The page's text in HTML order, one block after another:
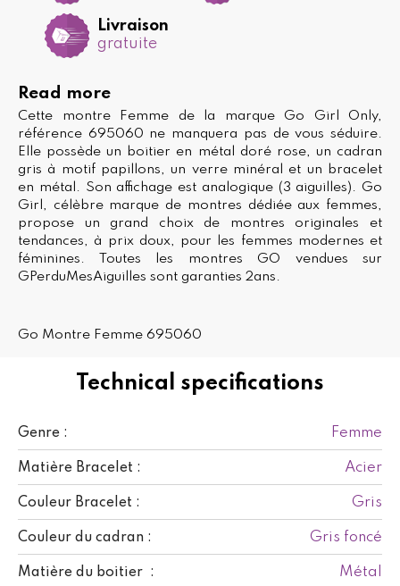
Technical specifications
Genre : Femme
Matière Bracelet : Acier
Couleur Bracelet : Gris
Couleur du cadran : Gris foncé
Matière du boitier : Métal
Livraison
gratuite
Read more
Cette montre Femme de la marque Go Girl Only,
référence 695060 ne manquera pas de vous séduire.
Elle possède un boitier en métal doré rose, un cadran
gris à motif papillons, un verre minéral et un bracelet
en métal. Son affichage est analogique (3 aiguilles). Go
Girl, célèbre marque de montres dédiée aux femmes,
propose un grand choix de montres originales et
tendances, à prix doux, pour les femmes modernes et
féminines. Toutes les montres GO vendues sur
GPerduMesAiguilles sont garanties 2ans.
Go Montre Femme 695060